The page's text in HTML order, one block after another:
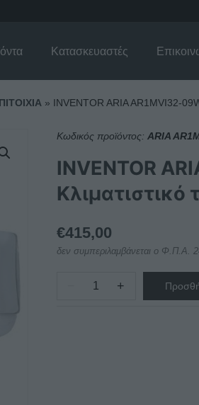
Κατασκευαστές
» INVENTOR ARIA AR1MVI32-
Κωδικός προϊόντος: ARIA
INVENTOR
€415,00
δεν συμπεριλαμβάνεται ο Φ.Π.Α.
INVENTOR
+